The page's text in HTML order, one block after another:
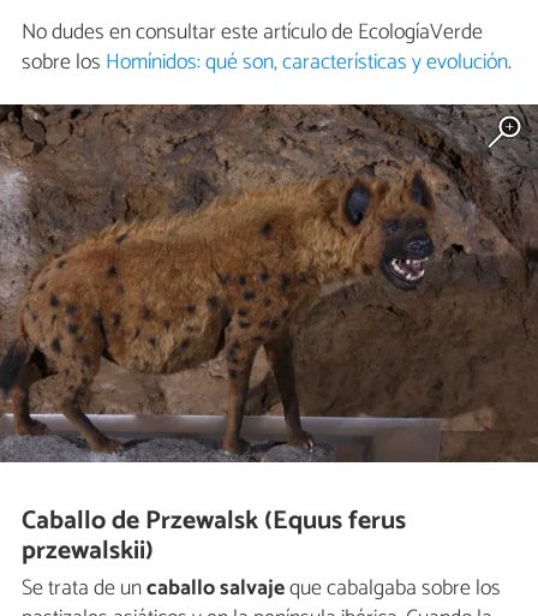
No dudes en consultar este artículo de EcologíaVerde
sobre los Homínidos: qué son, características y evolución.
Caballo de Przewalsk (Equus ferus
przewalskii)
Se trata de uncaballo salvajeque cabalgaba sobre los